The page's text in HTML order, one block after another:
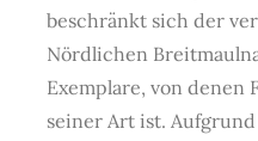
beschränkt sich der
Nördlichen
Exemplare, von denen
seiner Art ist.